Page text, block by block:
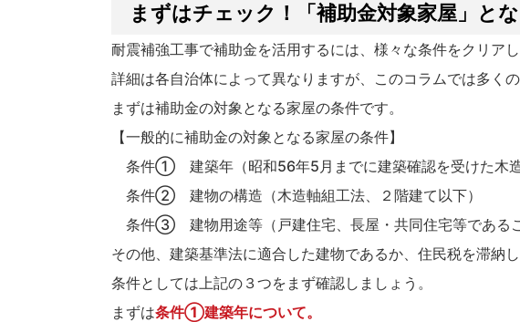
まずはチェック！「補助金対象家屋」と
耐震補強工事で補助金を活用するには、様々な条件をクリアし
詳細は各自治体によって異なりますが、このコラムでは多く
まずは補助金の対象となる家屋の条件です。
【一般的に補助金の対象となる家屋の条件】
条件① 建築年（昭和56年5月までに建築確認を受けた木造
条件② 建物の構造（木造軸組工法、２階建て以下）
条件③ 建物用途等（戸建住宅、長屋・共同住宅等であるこ
その他、建築基準法に適合した建物であるか、住民税を滞納
条件としては上記の３つをまず確認しましょう。
まずは条件①建築年について。